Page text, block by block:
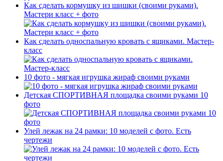
Как сделать кормушку из шишки (своими руками).
Мастери класс + фото
Как сделать односпальную кровать с ящиками. Мастер-
класс
10 фото - мягкая игрушка жираф своими руками
Детская СПОРТИВНАЯ площадка своими руками 10
фото
Улей лежак на 24 рамки: 10 моделей с фото. Есть
чертежи